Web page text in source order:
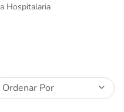
Hospitalaria
Ordenar Por